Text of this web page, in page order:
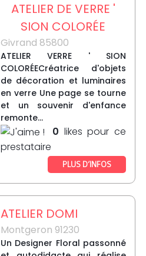
ATELIER DE VERRE '
SION COLORÉE
Givrand 85800
ATELIER VERRE ' SION
COLORÉECréatrice d'objets
de décoration et luminaires
en verre Une page se tourne
et un souvenir d'enfance
remonte...
0 likes pour ce
prestataire
PLUS D’INFOS
ATELIER DOMI
Montgeron 91230
Un Designer Floral passonné